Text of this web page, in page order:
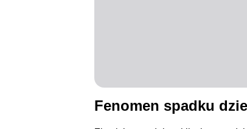
Fenomen spadku